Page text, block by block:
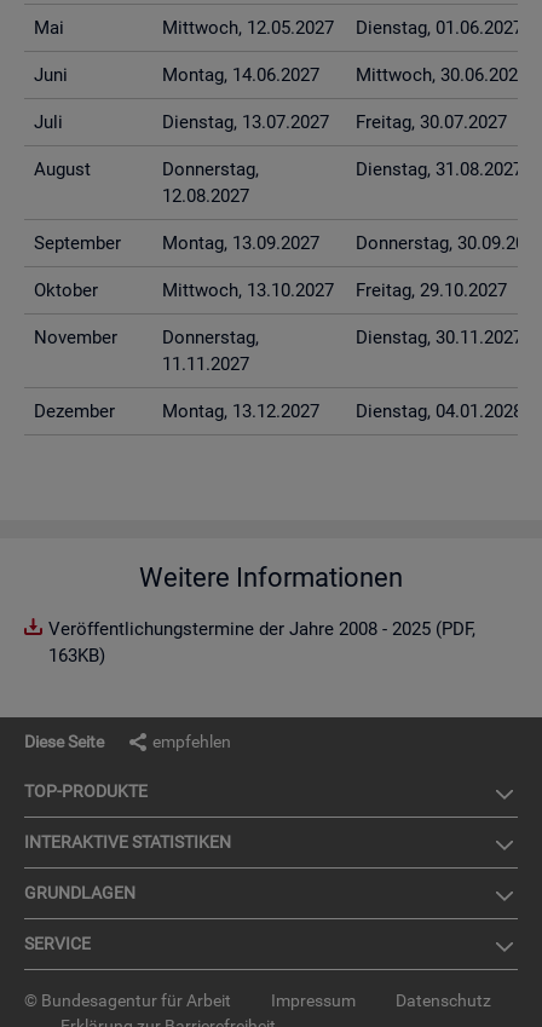
Mai Mitt­woch, 12.05.2027 Diens­tag, 01.06.2027
Juni Mon­tag, 14.06.2027 Mitt­woch, 30.06.2027
Juli Diens­tag, 13.07.2027 Frei­tag, 30.07.2027
Au­gust
Don­ners­tag,
12.08.2027
Diens­tag, 31.08.2027
Sep­tem­ber Mon­tag, 13.09.2027 Don­ners­tag,
Ok­to­ber Mitt­woch, 13.10.2027 Frei­tag, 29.10.2027
No­vem­ber
Don­ners­tag,
11.11.2027
Diens­tag, 30.11.2027
De­zem­ber Mon­tag, 13.12.2027 Diens­tag, 04.01.2028
Weitere Informationen
Veröffentlichungstermine der Jahre 2008 - 2025 (PDF,
163KB)
Diese Seite empfehlen
TOP-PRO­DUK­TE
IN­TER­AK­TI­VE STA­TIS­TI­KEN
GRUND­LA­GEN
SER­VICE
© Bundesagentur für Arbeit Impressum
Datenschutz